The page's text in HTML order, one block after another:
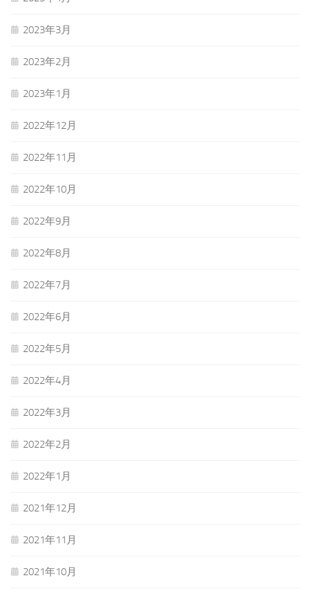
2023年3月
2023年2月
2023年1月
2022年12月
2022年11月
2022年10月
2022年9月
2022年8月
2022年7月
2022年6月
2022年5月
2022年4月
2022年3月
2022年2月
2022年1月
2021年12月
2021年11月
2021年10月